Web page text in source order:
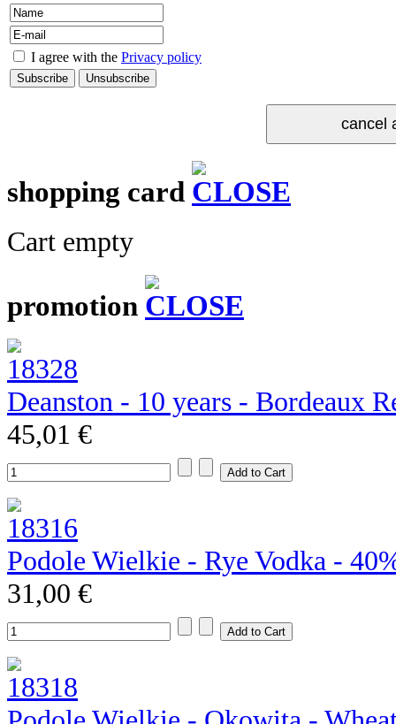
I agree with the Privacy policy
shopping card
Cart empty
promotion
Deanston - 10 years - Bordeaux
45,01 €
Podole Wielkie - Rye Vodka -
31,00 €